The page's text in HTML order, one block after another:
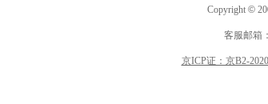
Copyright ©
客服邮箱：
京ICP证：京B2-